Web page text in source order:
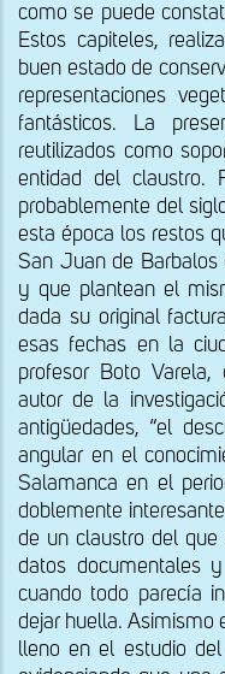
como se puede
Estos capiteles,
buen estado de
representaciones
fantásticos. La
reutilizados como
entidad del claustro.
probablemente del
esta época los restos
San Juan de Barbalos
y que plantean el
dada su original
esas fechas en la
profesor Boto
autor de la
antigüedades, “el
angular en el
Salamanca en el
doblemente
de un claustro del
datos documentales
cuando todo parecía
dejar huella. Asimismo
lleno en el estudio